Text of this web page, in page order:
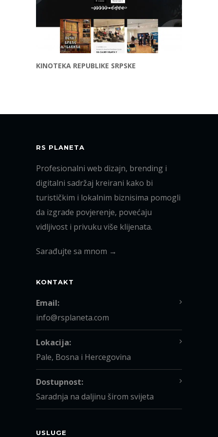
KINOTEKA REPUBLIKE SRPSKE
RS PLANETA
Profesionalni web dizajn, brending i
digitalni sadržaj kreirani kako bi
turističkim i lokalnim biznisima pomogli
da izgrade povjerenje, povećaju
vidljivost i privuku više klijenata.
Sarađujte sa mnom →
KONTAKT
Email:
info@rsplaneta.com
Lokacija:
Pale, Bosna i Hercegovina
Dostupnost:
Saradnja na daljinu širom svijeta
USLUGE